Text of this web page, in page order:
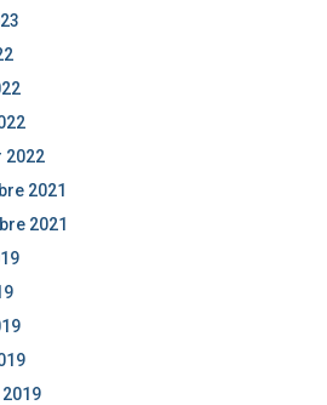
2022
2021
2021